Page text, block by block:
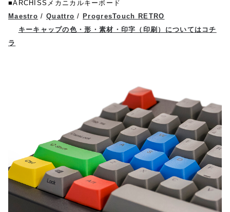
■ARCHISSメカニカルキーボード
Maestro /Quattro / ProgresTouch RETRO
キーキャップの色・形・素材・印字（印刷）についてはコチ
ラ